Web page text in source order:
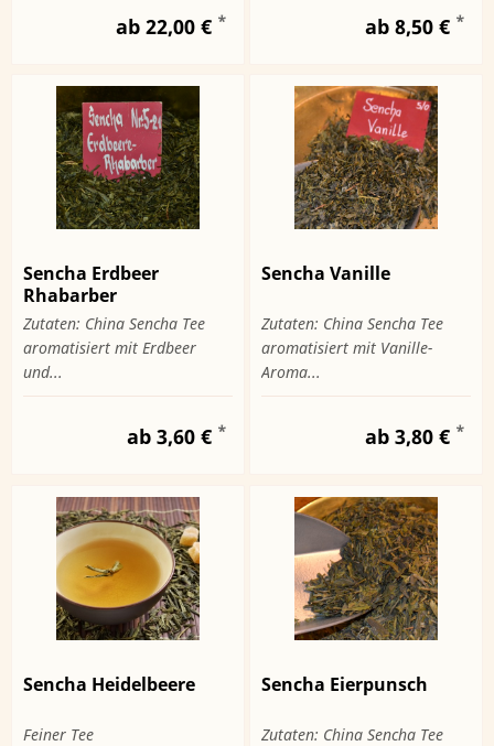
ab 22,00 € * ab 8,50 € *
Sencha Erdbeer
Rhabarber
Zutaten: China Sencha Tee
aromatisiert mit Erdbeer
und...
ab 3,60 € *
Sencha Vanille
Zutaten: China Sencha Tee
aromatisiert mit Vanille-
Aroma...
ab 3,80 € *
Sencha Heidelbeere
Feiner Tee
Sencha Eierpunsch
Zutaten: China Sencha Tee